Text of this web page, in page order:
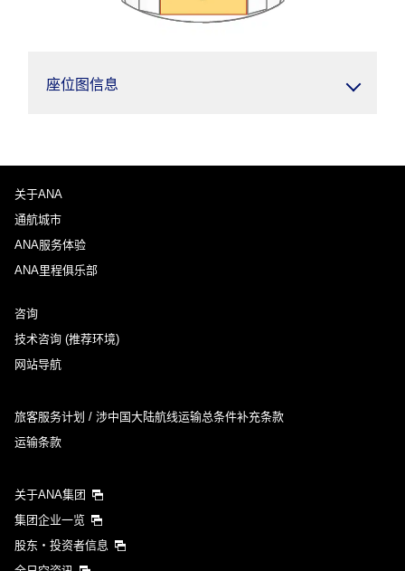
座位图信息
关于ANA
通航城市
ANA服务体验
ANA里程俱乐部
咨询
技术咨询 (推荐环境)
网站导航
旅客服务计划 / 涉中国大陆航线运输总条件补充条款
运输条款
关于ANA集团
集团企业一览
股东・投资者信息